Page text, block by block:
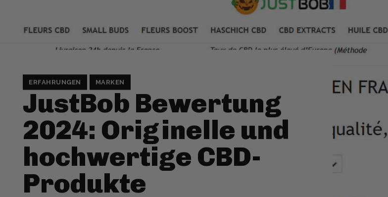
ERFAHRUNGEN MARKEN
JustBob Bewertung
2024: Originelle und
hochwertige CBD-
Produkte